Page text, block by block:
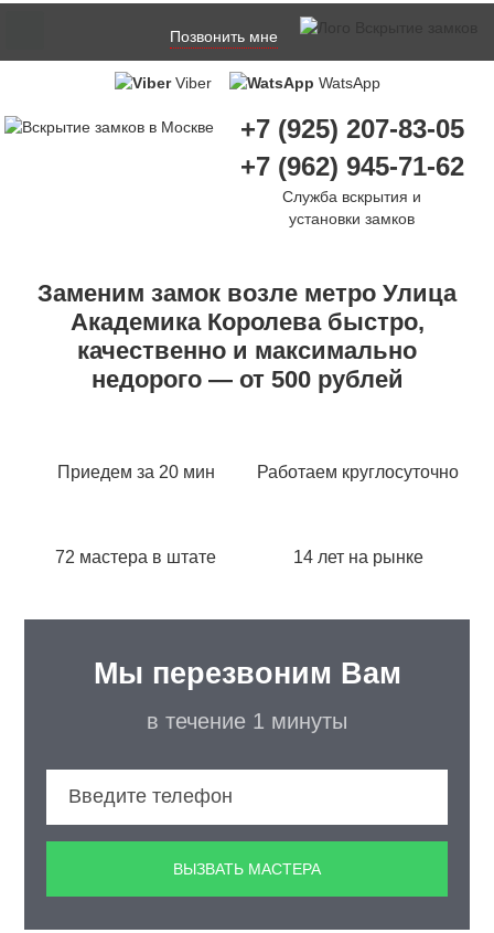
Позвонить мне
Viber WatsApp
+7 (925) 207-83-05
+7 (962) 945-71-62
Служба вскрытия и
установки замков
Заменим замок возле метро Улица
Академика Королева быстро,
качественно и максимально
недорого — от 500 рублей
Приедем за 20 мин Работаем круглосуточно
72 мастера в штате 14 лет на рынке
Мы перезвоним Вам
в течение 1 минуты